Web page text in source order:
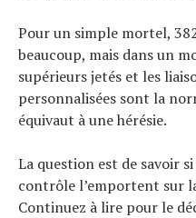
Pour un simple mortel,
beaucoup, mais dans un
supérieurs jetés et les
personnalisées sont la
équivaut à une hérésie.
La question est de savoir
contrôle l’emportent sur
Continuez à lire pour le